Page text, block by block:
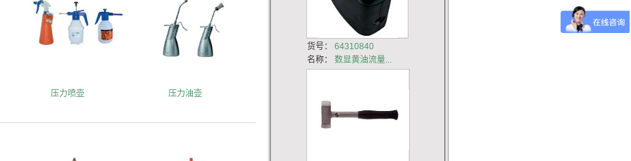
压力喷壶 压力油壶
货号： 64310840
名称： 数显黄油流量...